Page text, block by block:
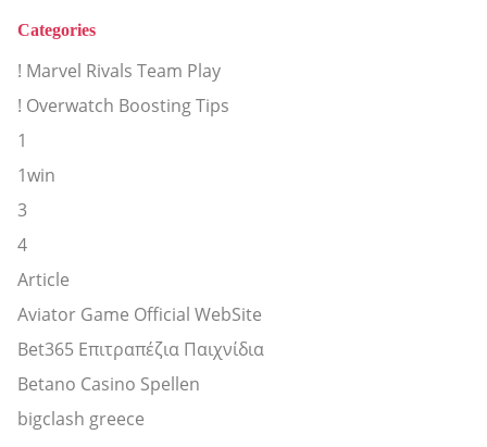
Categories
! Marvel Rivals Team Play
! Overwatch Boosting Tips
1
1win
3
4
Article
Aviator Game Official WebSite
Bet365 Επιτραπέζια Παιχνίδια
Betano Casino Spellen
bigclash greece